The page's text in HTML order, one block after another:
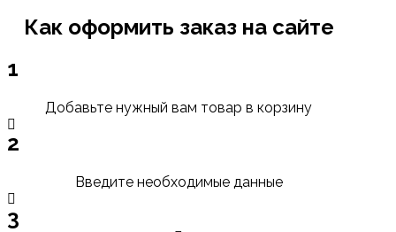
Как оформить заказ на сайте
1
Добавьте нужный вам товар в корзину
2
Введите необходимые данные
3